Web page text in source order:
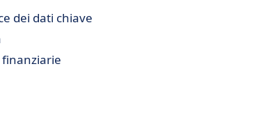
dei dati chiave